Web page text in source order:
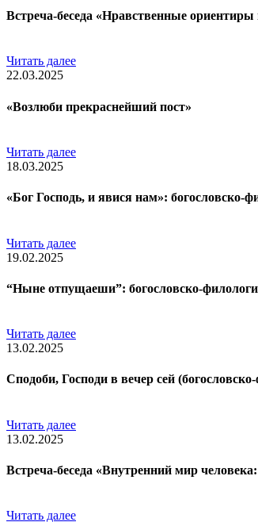
Встреча-беседа «Нравственные ориентиры
Читать далее
22.03.2025
«Возлюби прекраснейший пост»
Читать далее
18.03.2025
«Бог Господь, и явися нам»: богословско-
Читать далее
19.02.2025
“Ныне отпущаеши”: богословско-
Читать далее
13.02.2025
Сподоби, Господи в вечер сей
Читать далее
13.02.2025
Встреча-беседа «Внутренний мир
Читать далее